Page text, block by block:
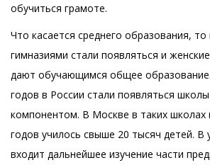
обучиться грамоте.
Что касается среднего образования,
гимназиями стали появляться и
дают обучающимся общее
годов в России стали появляться
компонентом. В Москве в таких школах
годов училось свыше 20 тысяч детей. В
входит дальнейшее изучение части